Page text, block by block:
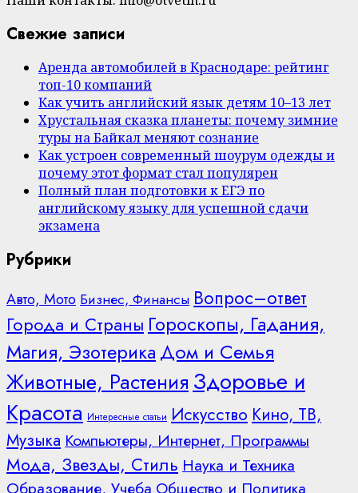
Свежие записи
Аренда автомобилей в Краснодаре: рейтинг
топ-10 компаний
Как учить английский язык детям 10–13 лет
Хрустальная сказка планеты: почему зимние
туры на Байкал меняют сознание
Как устроен современный шоурум одежды и
почему этот формат стал популярен
Полный план подготовки к ЕГЭ по
английскому языку для успешной сдачи
экзамена
Рубрики
Авто, Мото Бизнес, Финансы Вопрос–ответ
Города и Страны Гороскопы, Гадания,
Магия, Эзотерика Дом и Семья
Животные, Растения Здоровье и
Красота Интересные статьи Искусство Кино, ТВ,
Музыка Компьютеры, Интернет, Программы
Мода, Звезды, Стиль Наука и Техника
Образование, Учеба Общество и Политика